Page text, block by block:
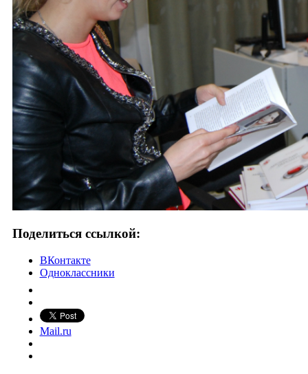
Поделиться ссылкой:
ВКонтакте
Одноклассники
Mail.ru